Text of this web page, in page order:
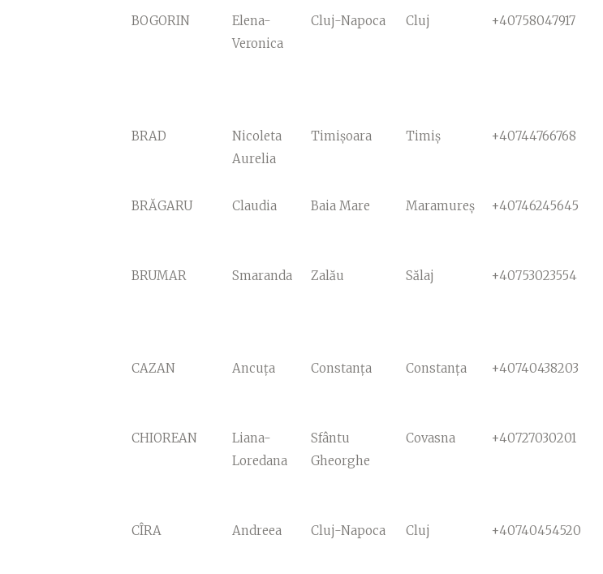
BOGORIN
Elena-
Veronica
Cluj-Napoca Cluj +40758047917
BRAD
Nicoleta
Aurelia
Timișoara Timiș +40744766768
BRĂGARU Claudia Baia Mare Maramureş +40746245645
BRUMAR Smaranda Zalău Sălaj +40753023554
CAZAN Ancuța Constanța Constanța +40740438203
CHIOREAN
Liana-
Loredana
Sfântu
Gheorghe
Covasna +40727030201
CÎRA Andreea Cluj-Napoca Cluj +40740454520